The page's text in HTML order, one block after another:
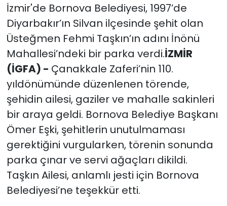
İzmir'de Bornova Belediyesi, 1997’de
Diyarbakır’ın Silvan ilçesinde şehit olan
Üsteğmen Fehmi Taşkın’ın adını İnönü
Mahallesi’ndeki bir parka verdi.İZMİR
(İGFA) - Çanakkale Zaferi’nin 110.
yıldönümünde düzenlenen törende,
şehidin ailesi, gaziler ve mahalle sakinleri
bir araya geldi. Bornova Belediye Başkanı
Ömer Eşki, şehitlerin unutulmaması
gerektiğini vurgularken, törenin sonunda
parka çınar ve servi ağaçları dikildi.
Taşkın Ailesi, anlamlı jesti için Bornova
Belediyesi’ne teşekkür etti.